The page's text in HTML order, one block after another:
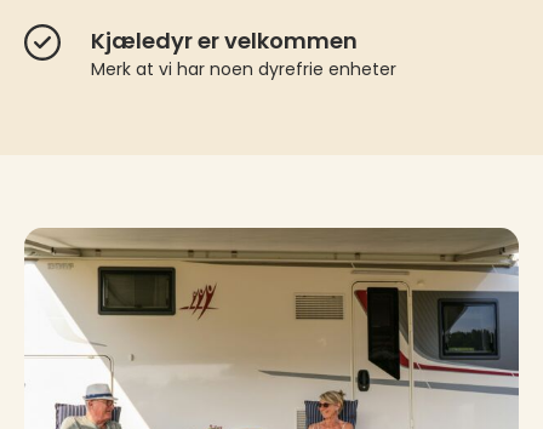
Kjæledyr er velkommen
Merk at vi har noen dyrefrie enheter